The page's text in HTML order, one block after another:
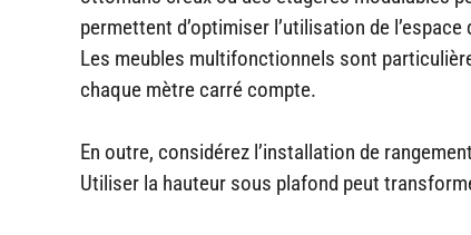
permettent d’optimiser l’utilisation de
Les meubles multifonctionnels sont
chaque mètre carré compte.
En outre, considérez l’installation de
Utiliser la hauteur sous plafond peut